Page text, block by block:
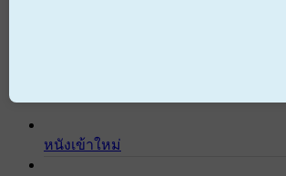
หนังเข้าใหม่